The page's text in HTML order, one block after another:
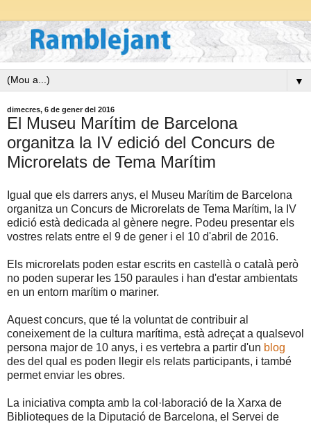
▼
dimecres, 6 de gener del 2016
El Museu Marítim de Barcelona
organitza la IV edició del Concurs de
Microrelats de Tema Marítim
Igual que els darrers anys, el Museu Marítim de Barcelona
organitza un Concurs de Microrelats de Tema Marítim, la IV
edició està dedicada al gènere negre. Podeu presentar els
vostres relats entre el 9 de gener i el 10 d'abril de 2016.
Els microrelats poden estar escrits en castellà o català però
no poden superar les 150 paraules i han d'estar ambientats
en un entorn marítim o mariner.
Aquest concurs, que té la voluntat de contribuir al
coneixement de la cultura marítima, està adreçat a qualsevol
persona major de 10 anys, i es vertebra a partir d'un blog
des del qual es poden llegir els relats participants, i també
permet enviar les obres.
La iniciativa compta amb la col·laboració de la Xarxa de
Biblioteques de la Diputació de Barcelona, el Servei de